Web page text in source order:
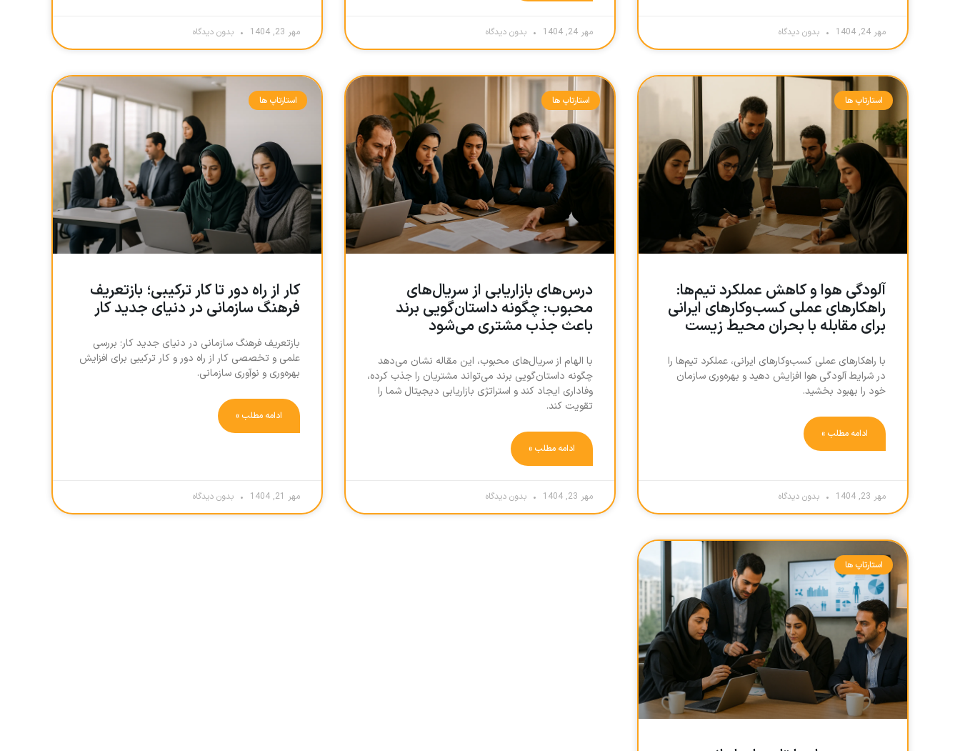
مهر 24, 1404 بدون دیدگاه مهر 24, 1404 بدون دیدگاه مهر 23, 1404 بدون دیدگاه
استارتاپ ها
آلودگی هوا و کاهش عملکرد تیم‌ها:
راهکارهای عملی کسب‌وکارهای ایرانی
برای مقابله با بحران محیط زیست
با راهکارهای عملی کسب‌وکارهای ایرانی، عملکرد تیم‌ها را
در شرایط آلودگی هوا افزایش دهید و بهره‌وری سازمان
خود را بهبود بخشید.
ادامه مطلب »
مهر 23, 1404 بدون دیدگاه
استارتاپ ها
درس‌های بازاریابی از سریال‌های
محبوب: چگونه داستان‌گویی برند
باعث جذب مشتری می‌شود
با الهام از سریال‌های محبوب، این مقاله نشان می‌دهد
چگونه داستان‌گویی برند می‌تواند مشتریان را جذب کرده،
وفاداری ایجاد کند و استراتژی بازاریابی دیجیتال شما را
تقویت کند.
ادامه مطلب »
مهر 23, 1404 بدون دیدگاه
استارتاپ ها
کار از راه دور تا کار ترکیبی؛ بازتعریف
فرهنگ سازمانی در دنیای جدید کار
بازتعریف فرهنگ سازمانی در دنیای جدید کار؛ بررسی
علمی و تخصصی کار از راه دور و کار ترکیبی برای افزایش
بهره‌وری و نوآوری سازمانی.
ادامه مطلب »
مهر 21, 1404 بدون دیدگاه
استارتاپ ها